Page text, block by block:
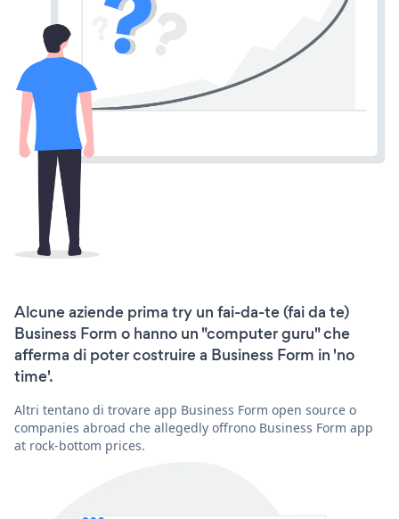
Alcune aziende prima try un fai-da-te (fai da te)
Business Form o hanno un "computer guru" che
afferma di poter costruire a Business Form in 'no
time'.
Altri tentano di trovare app Business Form open source o
companies abroad che allegedly offrono Business Form app
at rock-bottom prices.